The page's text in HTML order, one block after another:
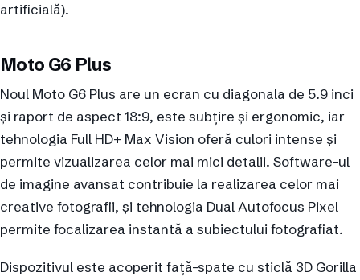
artificială).
Moto G6 Plus
Noul Moto G6 Plus are un ecran cu diagonala de 5.9 inci
și raport de aspect 18:9, este subțire și ergonomic, iar
tehnologia Full HD+ Max Vision oferă culori intense și
permite vizualizarea celor mai mici detalii. Software-ul
de imagine avansat contribuie la realizarea celor mai
creative fotografii, și tehnologia Dual Autofocus Pixel
permite focalizarea instantă a subiectului fotografiat.
Dispozitivul este acoperit față-spate cu sticlă 3D Gorilla